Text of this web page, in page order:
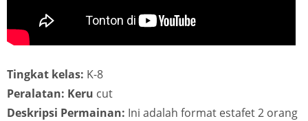
Tingkat kelas: K-8
Peralatan: Keru cut
Deskripsi Permainan: Ini adalah format estafet 2 orang